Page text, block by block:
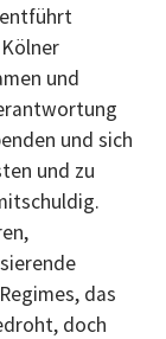
und
und sich
und zu
das
doch